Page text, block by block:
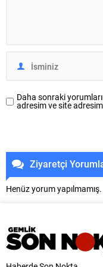
bölgede altyapıyı
çalışmaların
Daha sonraki
adresim ve site
Ziyaretçi
Henüz yorum yapılmamış.